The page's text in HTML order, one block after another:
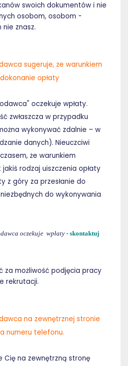
swoich dokumentów i nie
osobom, osobom -
znasz.
sugeruje, że warunkiem
opłaty
oczekuje wpłaty.
zwłaszcza w przypadku
wykonywać zdalnie – w
danych). Nieuczciwi
że warunkiem
rodzaj uiszczenia opłaty
z góry za przesłanie do
do wykonywania
oczekuje wpłaty - skontaktuj
za możliwość podjęcia pracy
rekrutacji.
na zewnętrznej stronie
numeru telefonu.
Cię na zewnętrzną stronę